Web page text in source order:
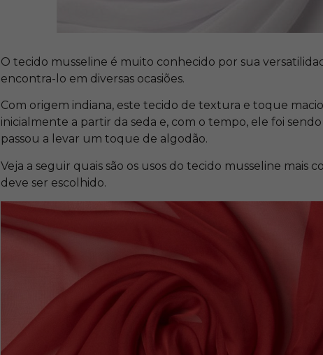
O tecido musseline é muito conhecido por sua
encontra-lo em diversas ocasiões.
Com origem indiana, este tecido de textura e toque
inicialmente a partir da seda e, com o tempo, ele foi
passou a levar um toque de algodão.
Veja a seguir quais são os usos do tecido musseline mais
deve ser escolhido.